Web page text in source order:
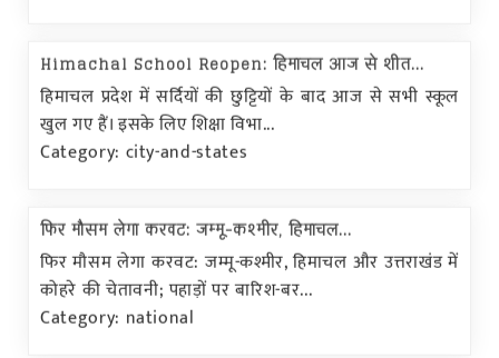
Himachal School Reopen: हिमाचल आज से शीत...
हिमाचल प्रदेश में सर्दियों की छुट्टियों के बाद आज से सभी स्कूल
खुल गए हैं। इसके लिए शिक्षा विभा...
Category: city-and-states
फिर मौसम लेगा करवट: जम्मू-कश्मीर, हिमाचल...
फिर मौसम लेगा करवट: जम्मू-कश्मीर, हिमाचल और उत्तराखंड में
कोहरे की चेतावनी; पहाड़ों पर बारिश-बर...
Category: national